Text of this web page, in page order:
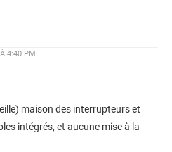
4:40 PM
maison des interrupteurs et
intégrés, et aucune mise à la